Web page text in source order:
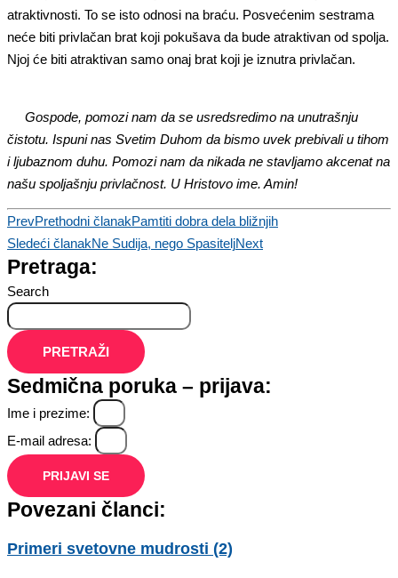
atraktivnosti. To se isto odnosi na braću. Posvećenim sestrama
neće biti privlačan brat koji pokušava da bude atraktivan od spolja.
Njoj će biti atraktivan samo onaj brat koji je iznutra privlačan.
Gospode, pomozi nam da se usredsredimo na unutrašnju
čistotu. Ispuni nas Svetim Duhom da bismo uvek prebivali u tihom
i ljubaznom duhu. Pomozi nam da nikada ne stavljamo akcenat na
našu spoljašnju privlačnost. U Hristovo ime. Amin!
PrevPrethodni članakPamtiti dobra dela bližnjih
Sledeći članakNe Sudija, nego SpasiteljNext
Pretraga:
Search
PRETRAŽI
Sedmična poruka – prijava:
Ime i prezime:
E-mail adresa:
PRIJAVI SE
Povezani članci:
Primeri svetovne mudrosti (2)